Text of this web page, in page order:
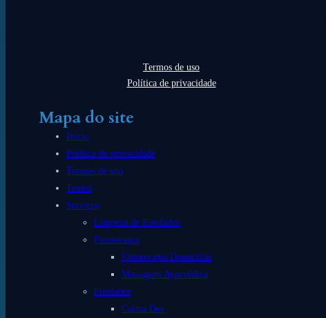
Termos de uso
Política de privacidade
Mapa do site
Início
Política de privacidade
Termos de uso
Textos
Serviços
Limpeza de Estofados
Fisioterapia
Fisioterapia Domiciliar
Massagem Ayurvédica
Freelance
Calma Dev